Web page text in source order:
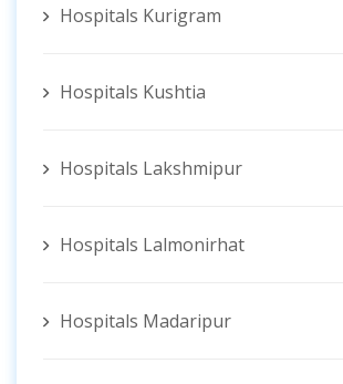
Hospitals Kurigram
Hospitals Kushtia
Hospitals Lakshmipur
Hospitals Lalmonirhat
Hospitals Madaripur